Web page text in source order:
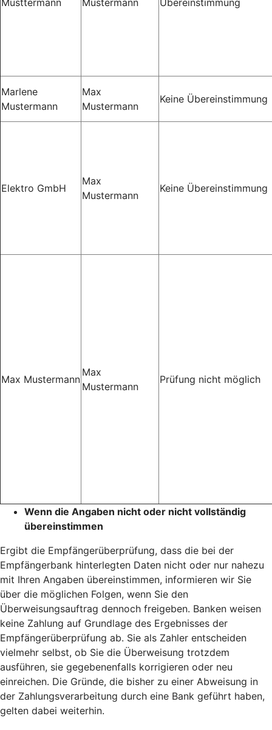
Marlene
Mustermann
Max
Mustermann
Keine Übereinstimmung
Elektro GmbH
Max
Mustermann
Keine Übereinstimmung
Max Mustermann
Max
Mustermann
Prüfung nicht möglich
Wenn die Angaben nicht oder nicht vollständig
übereinstimmen
Ergibt die Empfängerüberprüfung, dass die bei der
Empfängerbank hinterlegten Daten nicht oder nur nahezu
mit Ihren Angaben übereinstimmen, informieren wir Sie
über die möglichen Folgen, wenn Sie den
Überweisungsauftrag dennoch freigeben. Banken weisen
keine Zahlung auf Grundlage des Ergebnisses der
Empfängerüberprüfung ab. Sie als Zahler entscheiden
vielmehr selbst, ob Sie die Überweisung trotzdem
ausführen, sie gegebenenfalls korrigieren oder neu
einreichen. Die Gründe, die bisher zu einer Abweisung in
der Zahlungsverarbeitung durch eine Bank geführt haben,
gelten dabei weiterhin.